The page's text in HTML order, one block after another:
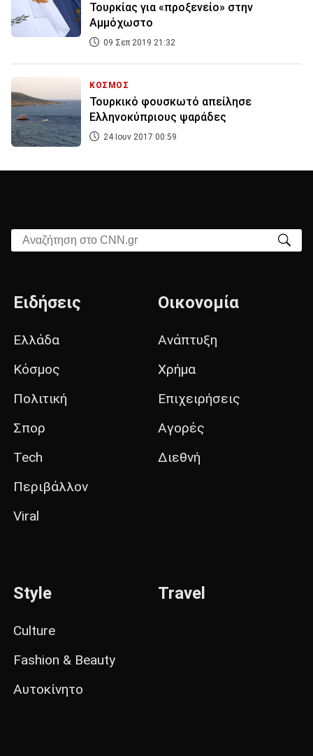
Τουρκίας για «προξενείο» στην
Αμμόχωστο
09 Σεπ 2019 21:32
ΚΟΣΜΟΣ
Τουρκικό φουσκωτό απείλησε
Ελληνοκύπριους ψαράδες
24 Ιουν 2017 00:59
Αναζήτηση στο CNN.gr
Ειδήσεις
Ελλάδα
Κόσμος
Πολιτική
Σπορ
Tech
Περιβάλλον
Viral
Οικονομία
Ανάπτυξη
Χρήμα
Επιχειρήσεις
Αγορές
Διεθνή
Style
Culture
Fashion & Beauty
Αυτοκίνητο
Travel